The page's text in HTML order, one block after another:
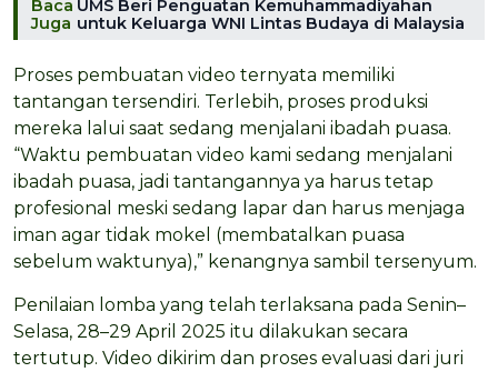
Baca
Juga
UMS Beri Penguatan Kemuhammadiyahan
untuk Keluarga WNI Lintas Budaya di Malaysia
Proses pembuatan video ternyata memiliki
tantangan tersendiri. Terlebih, proses produksi
mereka lalui saat sedang menjalani ibadah puasa.
“Waktu pembuatan video kami sedang menjalani
ibadah puasa, jadi tantangannya ya harus tetap
profesional meski sedang lapar dan harus menjaga
iman agar tidak mokel (membatalkan puasa
sebelum waktunya),” kenangnya sambil tersenyum.
Penilaian lomba yang telah terlaksana pada Senin–
Selasa, 28–29 April 2025 itu dilakukan secara
tertutup. Video dikirim dan proses evaluasi dari juri